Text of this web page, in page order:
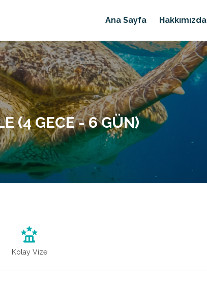
Ana Sayfa Hakkımızda
(4 GECE - 6 GÜN)
Kolay Vize